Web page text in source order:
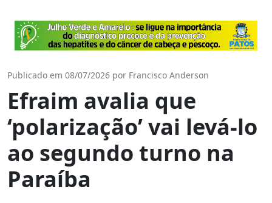
Publicado em 08/07/2026 por Francisco Anderson
Efraim avalia que
‘polarização’ vai levá-lo
ao segundo turno na
Paraíba